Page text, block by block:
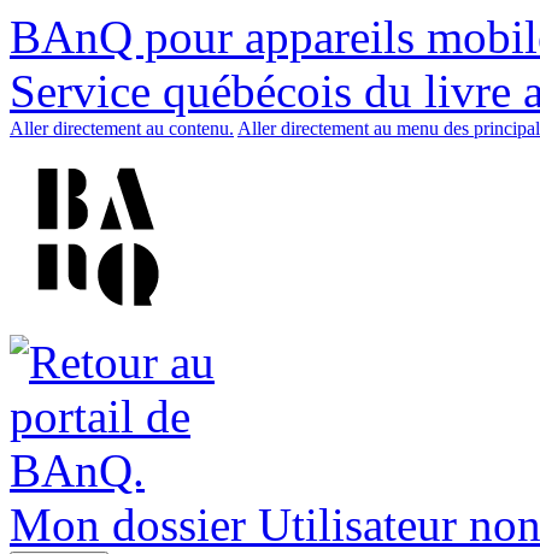
BAnQ pour appareils
Service québécois du livre
Aller directement au contenu. Aller directement au menu des
Mon dossier Utilisateur